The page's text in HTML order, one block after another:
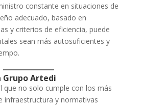
constante en situaciones de
adecuado, basado en
y criterios de eficiencia, puede
sean más autosuficientes y
Grupo Artedi
que no solo cumple con los más
infraestructura y normativas